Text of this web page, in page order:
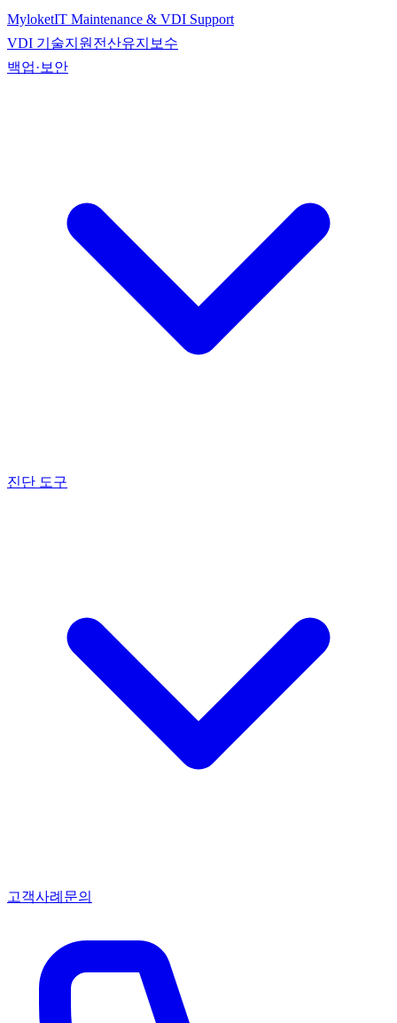
MyloketIT Maintenance & VDI Support
VDI 기술지원 전산유지보수
백업·보안
진단 도구
고객사례 문의